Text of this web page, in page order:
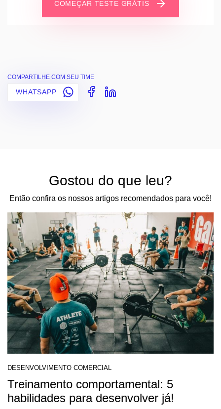
COMEÇAR TESTE GRÁTIS
COMPARTILHE COM SEU TIME
WHATSAPP
Gostou do que leu?
Então confira os nossos artigos recomendados para você!
DESENVOLVIMENTO COMERCIAL
Treinamento comportamental: 5
habilidades para desenvolver já!